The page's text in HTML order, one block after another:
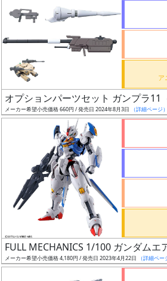
色
シ
ー
ズ・
況
売
オプションパーツセット ガンプラ11
メーカー希望小売価格 660円 / 発売日 2024年8月3日 （詳細ページ）
FULL MECHANICS 1/100 ガンダムエ
メーカー希望小売価格 4,180円 / 発売日 2023年4月22日 （詳細ペー